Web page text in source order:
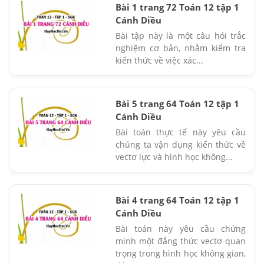
Bài 1 trang 72 Toán 12 tập 1
Cánh Diều
Bài tập này là một câu hỏi trắc
nghiệm cơ bản, nhằm kiểm tra
kiến thức về việc xác...
Bài 5 trang 64 Toán 12 tập 1
Cánh Diều
Bài toán thực tế này yêu cầu
chúng ta vận dụng kiến thức về
vectơ lực và hình học không...
Bài 4 trang 64 Toán 12 tập 1
Cánh Diều
Bài toán này yêu cầu chứng
minh một đẳng thức vectơ quan
trọng trong hình học không gian,